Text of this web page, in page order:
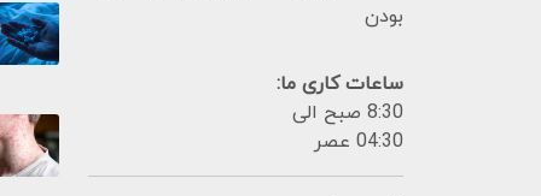
بودن
ساعات کاری ما:
8:30 صبح الی
04:30 عصر